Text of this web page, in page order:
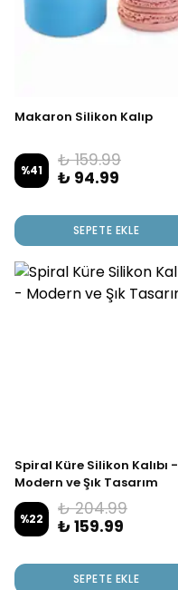
Makaron Silikon Kalıp
%41
₺ 159.99
₺ 94.99
SEPETE EKLE
Spiral Küre Silikon Kalıbı -
Modern ve Şık Tasarım
%22
₺ 204.99
₺ 159.99
SEPETE EKLE